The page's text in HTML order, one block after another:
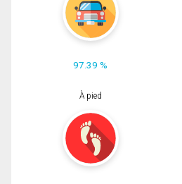
97.39 %
À pied